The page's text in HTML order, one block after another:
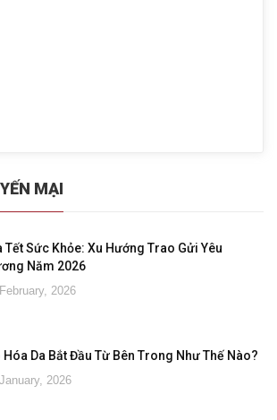
MẠI
Tết Sức Khỏe: Xu Hướng Trao Gửi Yêu
Năm 2026
2026
Hóa Da Bắt Đầu Từ Bên Trong Như Thế Nào?
2026